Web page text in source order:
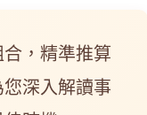
，精準推算
深入解讀事